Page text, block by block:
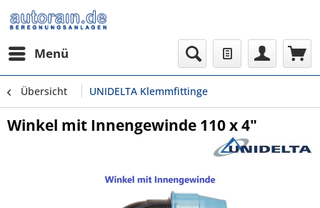
Menü
Übersicht UNIDELTA Klemmfittinge
Winkel mit Innengewinde 110 x 4"